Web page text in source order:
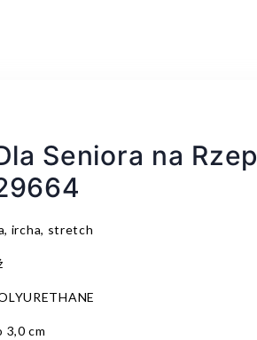
Seniora na Rzep
ircha, stretch
3,0 cm